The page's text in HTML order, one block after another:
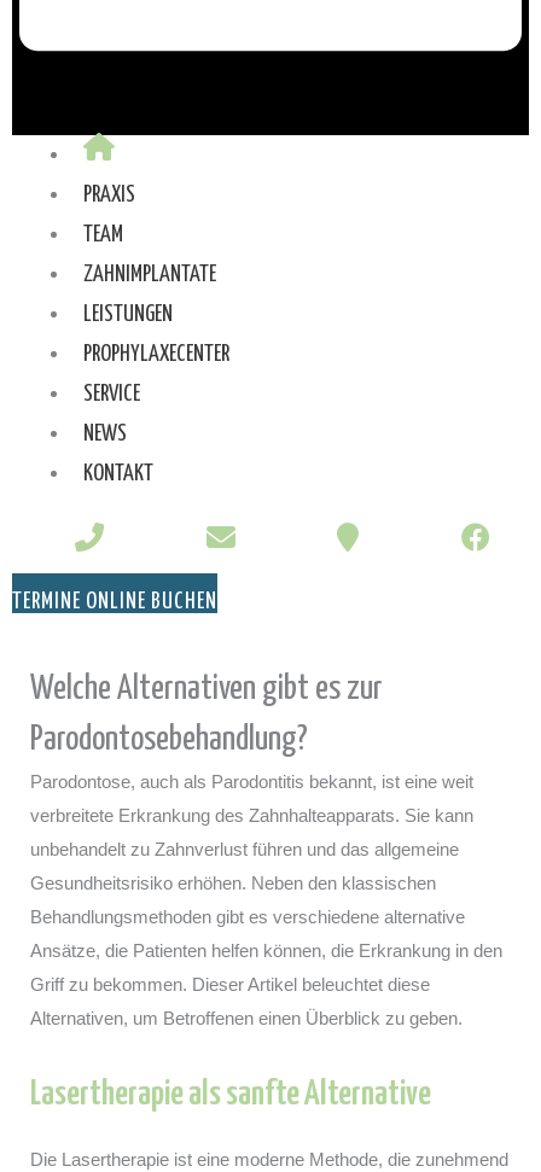
PRAXIS
TEAM
ZAHNIMPLANTATE
LEISTUNGEN
PROPHYLAXECENTER
SERVICE
NEWS
KONTAKT
TERMINE ONLINE BUCHEN
Welche Alternativen gibt es zur
Parodontosebehandlung?
Parodontose, auch als Parodontitis bekannt, ist eine weit
verbreitete Erkrankung des Zahnhalteapparats. Sie kann
unbehandelt zu Zahnverlust führen und das allgemeine
Gesundheitsrisiko erhöhen. Neben den klassischen
Behandlungsmethoden gibt es verschiedene alternative
Ansätze, die Patienten helfen können, die Erkrankung in den
Griff zu bekommen. Dieser Artikel beleuchtet diese
Alternativen, um Betroffenen einen Überblick zu geben.
Lasertherapie als sanfte Alternative
Die Lasertherapie ist eine moderne Methode, die zunehmend